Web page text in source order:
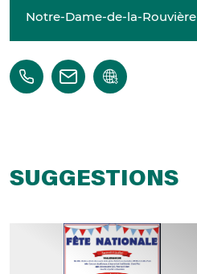
Notre-Dame-de-la-Rouvière
SUGGESTIONS